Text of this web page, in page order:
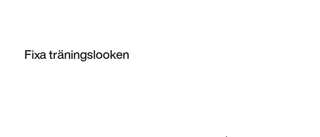
Fixa träningslooken